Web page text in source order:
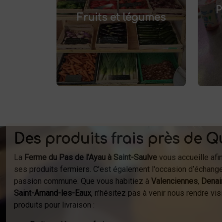
Fruits et légumes
frais à Saint-Saulve
et savourez
des produits de saison, cultivés
localement. Goûtez la différence
: des produits sains et
respectueux de l'environnement.
Vente directe à la ferme ou
livraison à domicile.
Des produits frais près de
La Ferme du Pas de l’Ayau à Saint-Saulve vous accueille
ses produits fermiers. C’est également l'occasion
passion commune. Que vous habitiez à Valenciennes,
Saint-Amand-les-Eaux, n’hésitez pas à venir nous rendre
produits pour livraison :